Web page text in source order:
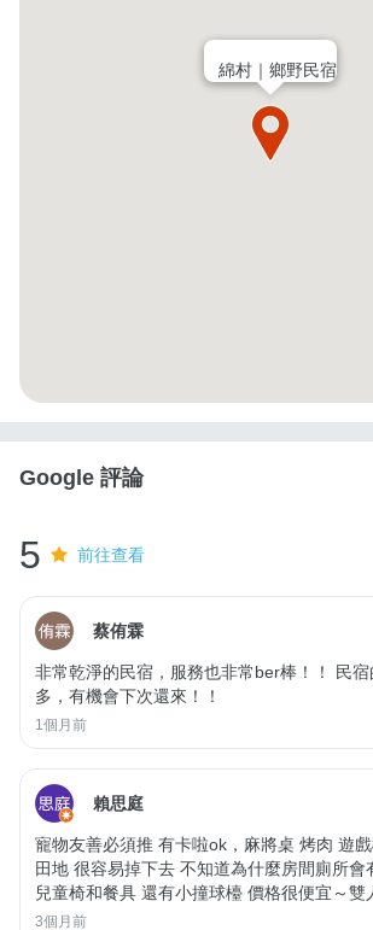
綿村｜鄉野民宿
Google 評論
5 前往查看
蔡侑霖
非常乾淨的民宿，服務也非常ber棒！！ 民
多，有機會下次還來！！
1個月前
賴思庭
寵物友善必須推 有卡啦ok，麻將桌 烤肉 遊
田地 很容易掉下去 不知道為什麼房間廁所
兒童椅和餐具 還有小撞球檯 價格很便宜～雙
3個月前